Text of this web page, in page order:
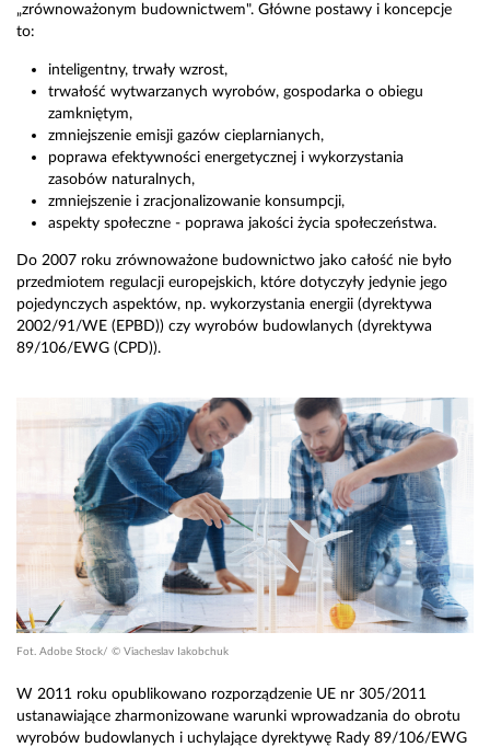
„zrównoważonym budownictwem". Główne postawy i koncepcje
to:
inteligentny, trwały wzrost,
trwałość wytwarzanych wyrobów, gospodarka o obiegu
zamkniętym,
zmniejszenie emisji gazów cieplarnianych,
poprawa efektywności energetycznej i wykorzystania
zasobów naturalnych,
zmniejszenie i zracjonalizowanie konsumpcji,
aspekty społeczne - poprawa jakości życia społeczeństwa.
Do 2007 roku zrównoważone budownictwo jako całość nie było
przedmiotem regulacji europejskich, które dotyczyły jedynie jego
pojedynczych aspektów, np. wykorzystania energii (dyrektywa
2002/91/WE (EPBD)) czy wyrobów budowlanych (dyrektywa
89/106/EWG (CPD)).
Fot. Adobe Stock/ © Viacheslav Iakobchuk
W 2011 roku opublikowano rozporządzenie UE nr 305/2011
ustanawiające zharmonizowane warunki wprowadzania do obrotu
wyrobów budowlanych i uchylające dyrektywę Rady 89/106/EWG